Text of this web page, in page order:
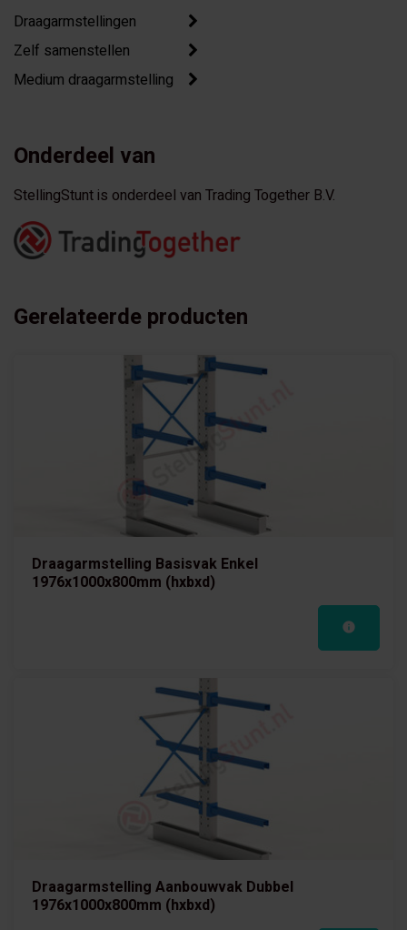
Draagarmstellingen
Zelf samenstellen
Medium draagarmstelling
Onderdeel van
StellingStunt is onderdeel van Trading Together B.V.
Gerelateerde producten
Draagarmstelling Basisvak Enkel
1976x1000x800mm (hxbxd)
Draagarmstelling Aanbouwvak Dubbel
1976x1000x800mm (hxbxd)